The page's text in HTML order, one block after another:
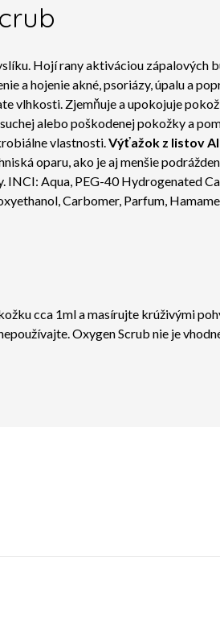
Hojí rany aktiváciou zápalových
a hojenie akné, psoriázy, úpalu a
vlhkosti. Zjemňuje a upokojuje
alebo poškodenej pokožky a
vlastnosti. Výťažok z listov
oparu, ako je aj menšie
INCI: Aqua, PEG-40 Hydrogenated
Carbomer, Parfum,
cca 1ml a masírujte krúživými
Oxygen Scrub nie je